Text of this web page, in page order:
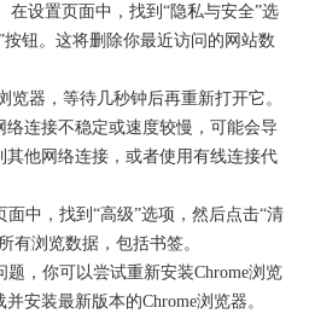
在设置页面中，找到“隐私与安全”选
钮。这将删除你最近访问的网站数
览器，等待几秒钟后再重新打开它。
连接不稳定或速度较慢，可能会导
他网络连接，或者使用有线连接代
中，找到“高级”选项，然后点击“清
有浏览数据，包括书签。
，你可以尝试重新安装Chrome浏览
安装最新版本的Chrome浏览器。